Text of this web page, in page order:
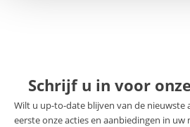
Schrijf u in voor
Wilt u up-to-date blijven van de nieuwste
eerste onze acties en aanbiedingen in